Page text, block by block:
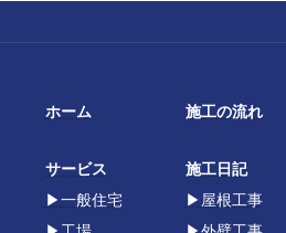
ホーム
サービス
▶一般住宅
施工の流れ
施工日記
▶ 屋根工事